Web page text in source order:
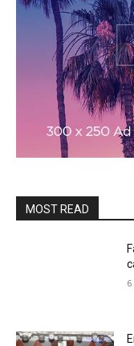
MOST READ